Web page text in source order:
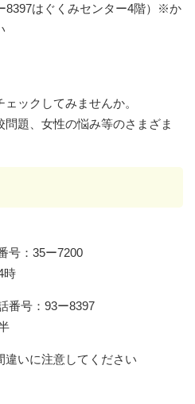
8397はぐくみセンター4階）※か
ックしてみませんか。
題、女性の悩み等のさまざま
号：35ー7200
時
番号：93ー8397
いに注意してください